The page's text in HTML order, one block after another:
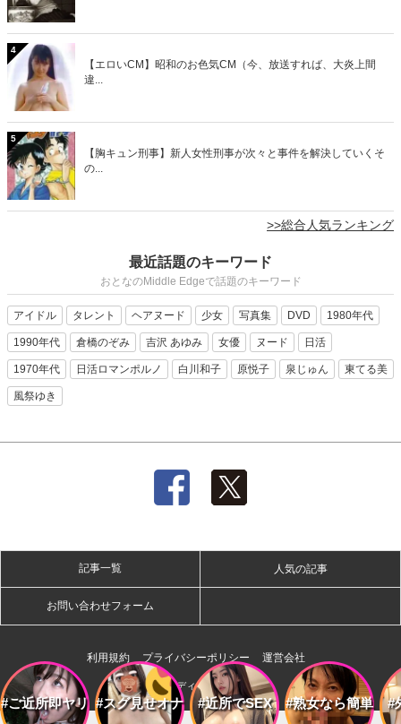
#ご近所即ヤリ #スグ見せオナ #近所でSEX #熟女なら簡単 #
4
【エロいCM】昭和のお色気CM（今、放送すれば、大炎上間
違...
5
【胸キュン刑事】新人女性刑事が次々と事件を解決していくそ
の...
>>総合人気ランキング
最近話題のキーワード
おとなのMiddle Edgeで話題のキーワード
アイドル タレント ヘアヌード 少女 写真集 DVD 1980年代
1990年代 倉橋のぞみ 吉沢 あゆみ 女優 ヌード 日活
1970年代 日活ロマンポルノ 白川和子 原悦子 泉じゅん 東てる美
風祭ゆき
記事一覧 人気の記事
お問い合わせフォーム
利用規約 プライバシーポリシー 運営会社
株式会社ディー・オー・エム